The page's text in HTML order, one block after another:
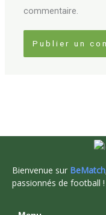
commentaire.
Bienvenue sur BeMatch
passionnés de football !